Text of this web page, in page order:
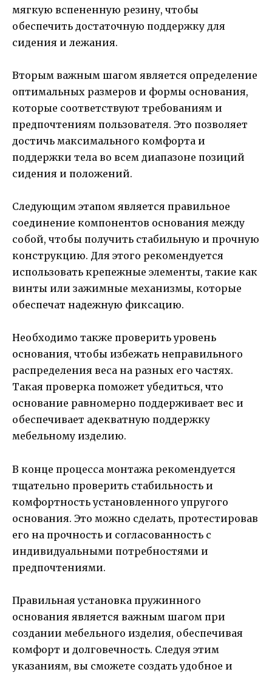
мягкую вспененную резину, чтобы
обеспечить достаточную поддержку для
сидения и лежания.
Вторым важным шагом является определение
оптимальных размеров и формы основания,
которые соответствуют требованиям и
предпочтениям пользователя. Это позволяет
достичь максимального комфорта и
поддержки тела во всем диапазоне позиций
сидения и положений.
Следующим этапом является правильное
соединение компонентов основания между
собой, чтобы получить стабильную и прочную
конструкцию. Для этого рекомендуется
использовать крепежные элементы, такие как
винты или зажимные механизмы, которые
обеспечат надежную фиксацию.
Необходимо также проверить уровень
основания, чтобы избежать неправильного
распределения веса на разных его частях.
Такая проверка поможет убедиться, что
основание равномерно поддерживает вес и
обеспечивает адекватную поддержку
мебельному изделию.
В конце процесса монтажа рекомендуется
тщательно проверить стабильность и
комфортность установленного упругого
основания. Это можно сделать, протестировав
его на прочность и согласованность с
индивидуальными потребностями и
предпочтениями.
Правильная установка пружинного
основания является важным шагом при
создании мебельного изделия, обеспечивая
комфорт и долговечность. Следуя этим
указаниям, вы сможете создать удобное и